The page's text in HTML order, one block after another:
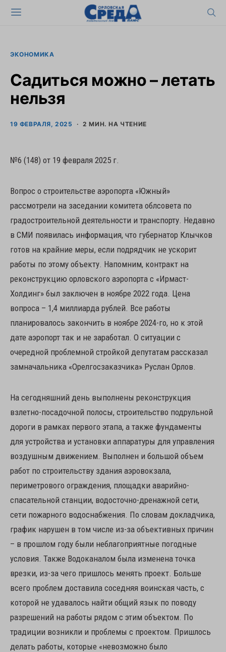
ЭКОНОМИКА
Садиться можно – летать
нельзя
19 ФЕВРАЛЯ, 2025 2 МИН. НА ЧТЕНИЕ
№6 (148) от 19 февраля 2025 г.
Вопрос о строительстве аэропорта «Южный»
рассмотрели на заседании комитета облсовета по
градостроительной деятельности и транспорту. Недавно
в СМИ появилась информация, что губернатор Клычков
готов на крайние меры, если подрядчик не ускорит
работы по этому объекту. Напомним, контракт на
реконструкцию орловского аэропорта с «Ирмаст-
Холдинг» был заключен в ноябре 2022 года. Цена
вопроса – 1,4 миллиарда рублей. Все работы
планировалось закончить в ноябре 2024-го, но к этой
дате аэропорт так и не заработал. О ситуации с
очередной проблемной стройкой депутатам рассказал
замначальника «Орелгосзаказчика» Руслан Орлов.
На сегодняшний день выполнены реконструкция
взлетно-посадочной полосы, строительство подрульной
дороги в рамках первого этапа, а также фундаменты
для устройства и установки аппаратуры для управления
воздушным движением. Выполнен и большой объем
работ по строительству здания аэровокзала,
периметрового ограждения, площадки аварийно-
спасательной станции, водосточно-дренажной сети,
сети пожарного водоснабжения. По словам докладчика,
график нарушен в том числе из-за объективных причин
– в прошлом году были неблагоприятные погодные
условия. Также Водоканалом была изменена точка
врезки, из-за чего пришлось менять проект. Больше
всего проблем доставила соседняя воинская часть, с
которой не удавалось найти общий язык по поводу
разрешений на работы рядом с этим объектом. По
традиции возникли и проблемы с проектом. Пришлось
делать работы, которые «невозможно было